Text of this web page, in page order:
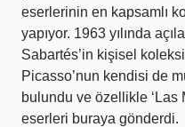
eserlerinin en kapsamlı
yapıyor. 1963 yılında
Sabartés’in kişisel
Picasso’nun kendisi de
bulundu ve özellikle ‘Las
eserleri buraya gönderdi.